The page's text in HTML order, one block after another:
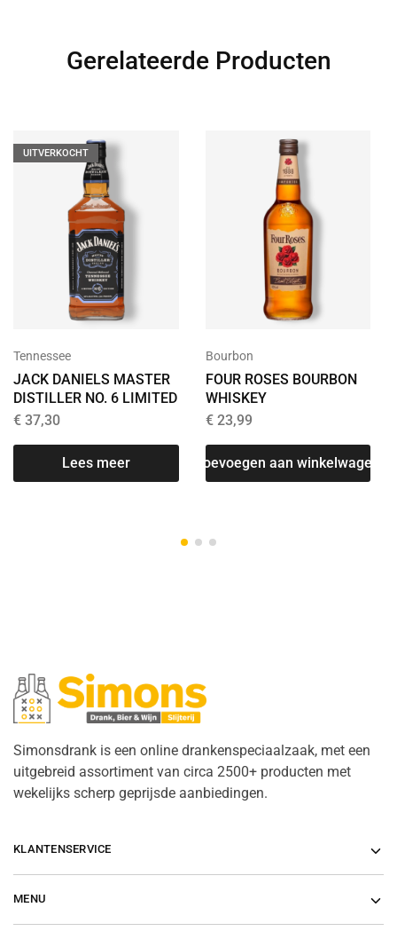
Gerelateerde Producten
UITVERKOCHT
Tennessee
JACK DANIELS MASTER
DISTILLER NO. 6 LIMITED
€ 37,30
Lees meer
Bourbon
FOUR ROSES BOURBON
WHISKEY
€23,99
Toevoegen aan winkelwagen
Simonsdrank is een online drankenspeciaalzaak, met een
uitgebreid assortiment van circa 2500+ producten met
wekelijks scherp geprijsde aanbiedingen.
KLANTENSERVICE
MENU